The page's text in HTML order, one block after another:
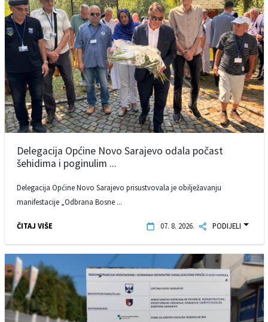
Delegacija Općine Novo Sarajevo odala počast
šehidima i poginulim ...
Delegacija Općine Novo Sarajevo prisustvovala je obilježavanju
manifestacije „Odbrana Bosne ...
ČITAJ VIŠE 07. 8. 2026. PODIJELI